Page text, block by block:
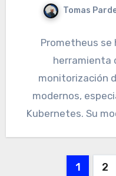
Tomas
Prometheus se
herramienta
monitorización
modernos,
Kubernetes. Su
Paginación
1 2